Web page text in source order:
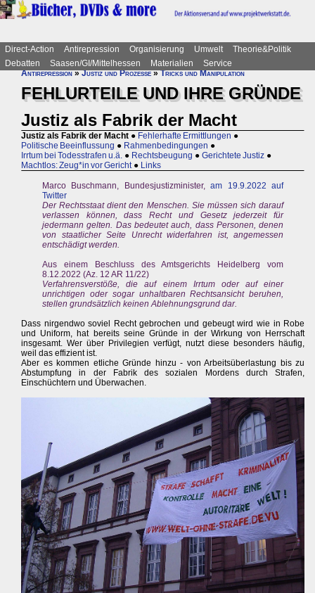
Direct-Action Antirepression Organisierung Umwelt
Theorie&Politik
Debatten
Saasen/GI/Mittelhessen Materialien
Service
Antirepression»Justiz und Prozesse»Tricks und Manipulation
FEHLURTEILE UND IHRE GRÜNDE
Justiz als Fabrik der Macht
Justiz als Fabrik der Macht ● Fehlerhafte Ermittlungen ●
Politische Beeinflussung ● Rahmenbedingungen ●
Irrtum bei Todesstrafen u.ä. ● Rechtsbeugung ● Gerichtete Justiz ●
Machtlos: Zeug*in vor Gericht ● Links
Marco Buschmann, Bundesjustizminister,am 19.9.2022 auf
Twitter
Der Rechtsstaat dient den Menschen. Sie müssen sich darauf
verlassen können, dass Recht und Gesetz jederzeit für
jedermann gelten. Das bedeutet auch, dass Personen, denen
von staatlicher Seite Unrecht widerfahren ist, angemessen
entschädigt werden.
Aus einem Beschluss des Amtsgerichts Heidelberg vom
8.12.2022 (Az. 12 AR 11/22)
Verfahrensverstöße, die auf einem Irrtum oder auf einer
unrichtigen oder sogar unhaltbaren Rechtsansicht beruhen,
stellen grundsätzlich keinen Ablehnungsgrund dar.
Dass nirgendwo soviel Recht gebrochen und gebeugt wird wie in Robe
und Uniform, hat bereits seine Gründe in der Wirkung von Herrschaft
insgesamt. Wer über Privilegien verfügt, nutzt diese besonders häufig,
weil das effizient ist.
Aber es kommen etliche Gründe hinzu - von Arbeitsüberlastung bis zu
Abstumpfung in der Fabrik des sozialen Mordens durch Strafen,
Einschüchtern und Überwachen.